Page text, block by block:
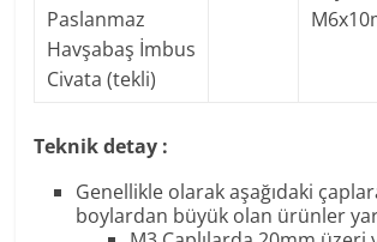
Paslanmaz
Havşabaş İmbus
Civata (tekli)
Teknik detay :
Genellikle olarak aşağıdaki
boylardan büyük olan ürünler